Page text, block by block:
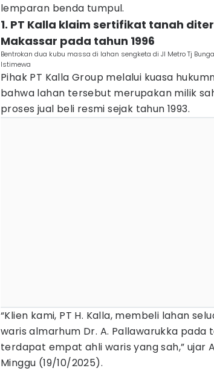
lemparan benda tumpul.
1. PT Kalla klaim sertifikat tanah
Makassar pada tahun 1996
Bentrokan dua kubu massa di lahan sengketa di Jl Metro Tj
Istimewa
Pihak PT Kalla Group melalui kuasa
bahwa lahan tersebut merupakan milik
proses jual beli resmi sejak tahun 1993.
“Klien kami, PT H. Kalla, membeli lahan
waris almarhum Dr. A. Pallawarukka pada
terdapat empat ahli waris yang sah,” ujar
Minggu (19/10/2025).